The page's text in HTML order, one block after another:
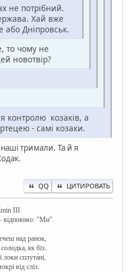
не потрібний.
Хай вже
або Дніпровськ.
то чому не
новотвір?
контролю козаків, а
- самі козаки.
тримали. Та й я
QQ ЦИТИРОВАТЬ
III
відповімо: "Ми".
над ранок,
як біз.
локи сплута́ні,
від сліз.